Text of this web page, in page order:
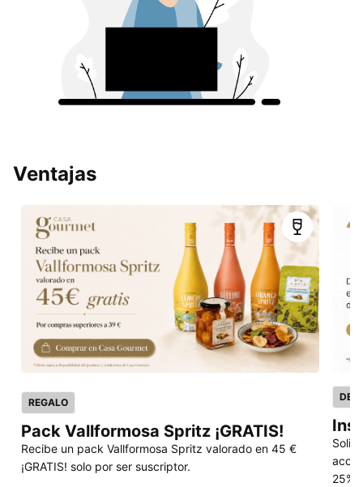
Ventajas
REGALO
Pack Vallformosa Spritz ¡GRATIS!
Recibe un pack Vallformosa Spritz valorado en 45 €
¡GRATIS! solo por ser suscriptor.
25%